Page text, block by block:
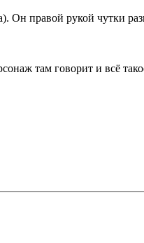
Он правой рукой чутки
там говорит и всё